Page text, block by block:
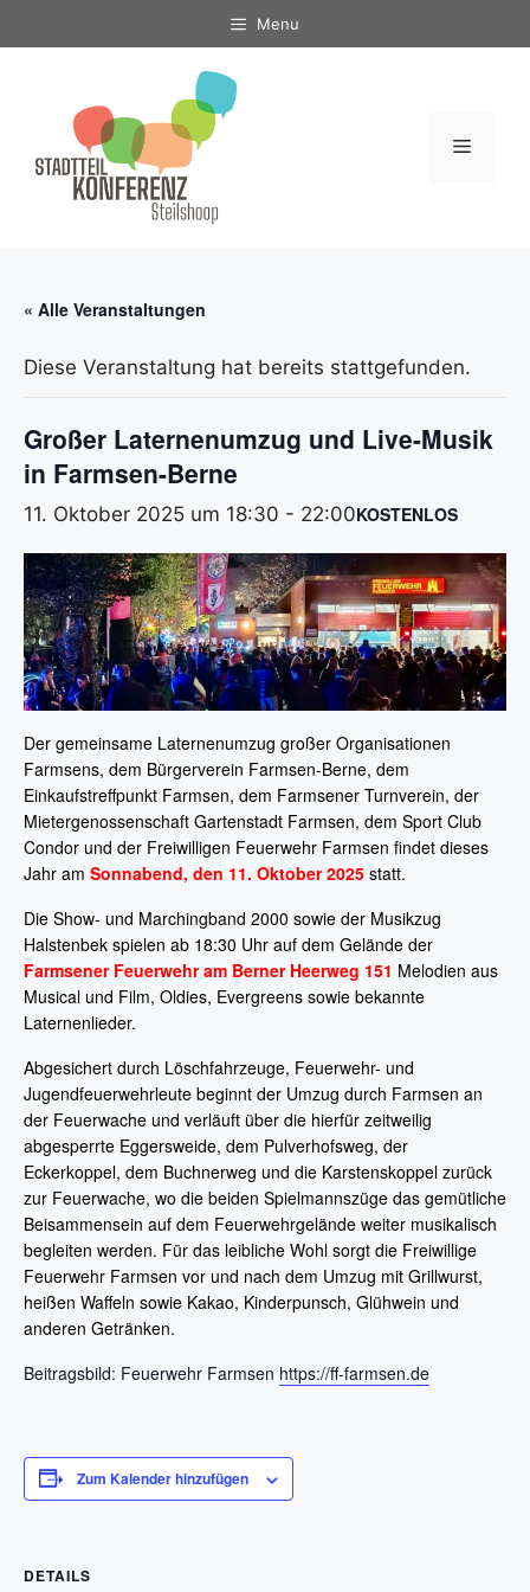
Inhalt
Menu
Menü
« Alle Veranstaltungen
Diese Veranstaltung hat bereits stattgefunden.
Großer Laternenumzug und Live-Musik
in Farmsen-Berne
11. Oktober 2025 um 18:30 - 22:00KOSTENLOS
Der gemeinsame Laternenumzug großer Organisationen
Farmsens, dem Bürgerverein Farmsen-Berne, dem
Einkaufstreffpunkt Farmsen, dem Farmsener Turnverein, der
Mietergenossenschaft Gartenstadt Farmsen, dem Sport Club
Condor und der Freiwilligen Feuerwehr Farmsen findet dieses
Jahr am Sonnabend, den 11. Oktober 2025 statt.
Die Show- und Marchingband 2000 sowie der Musikzug
Halstenbek spielen ab 18:30 Uhr auf dem Gelände der
Farmsener Feuerwehr am Berner Heerweg 151 Melodien aus
Musical und Film, Oldies, Evergreens sowie bekannte
Laternenlieder.
Abgesichert durch Löschfahrzeuge, Feuerwehr- und
Jugendfeuerwehrleute beginnt der Umzug durch Farmsen an
der Feuerwache und verläuft über die hierfür zeitweilig
abgesperrte Eggersweide, dem Pulverhofsweg, der
Eckerkoppel, dem Buchnerweg und die Karstenskoppel zurück
zur Feuerwache, wo die beiden Spielmannszüge das gemütliche
Beisammensein auf dem Feuerwehrgelände weiter musikalisch
begleiten werden. Für das leibliche Wohl sorgt die Freiwillige
Feuerwehr Farmsen vor und nach dem Umzug mit Grillwurst,
heißen Waffeln sowie Kakao, Kinderpunsch, Glühwein und
anderen Getränken.
Beitragsbild: Feuerwehr Farmsen https://ff-farmsen.de
Zum Kalender hinzufügen
DETAILS